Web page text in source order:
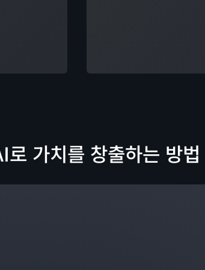
가치를 창출하는 방법